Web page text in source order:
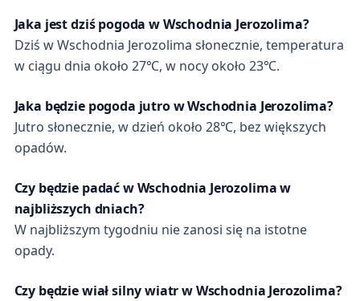
Jaka jest dziś pogoda w Wschodnia Jerozolima?
Dziś w Wschodnia Jerozolima słonecznie, temperatura
w ciągu dnia około 27℃, w nocy około 23℃.
Jaka będzie pogoda jutro w Wschodnia Jerozolima?
Jutro słonecznie, w dzień około 28℃, bez większych
opadów.
Czy będzie padać w Wschodnia Jerozolima w
najbliższych dniach?
W najbliższym tygodniu nie zanosi się na istotne
opady.
Czy będzie wiał silny wiatr w Wschodnia Jerozolima?